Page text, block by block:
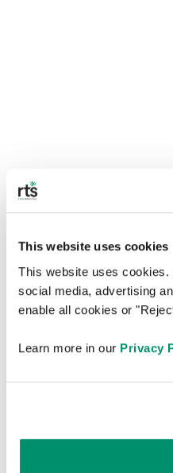
This website uses cookies
This website uses
social media, advertising
enable all cookies or
Learn more in our Privacy